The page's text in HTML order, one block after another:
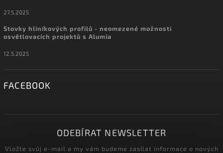
27.5.2025
Stovky hliníkových profilů - neomezené možnosti
osvětlovacích projektů s Alumia
12.5.2025
FACEBOOK
ODEBÍRAT NEWSLETTER
Vložte svůj e-mail a my vám budeme zasílat informace o nových